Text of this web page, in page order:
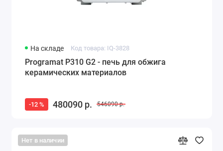
На складе Код товара: IQ-3828
Programat P310 G2 - печь для обжига
керамических материалов
-12 % 480090 р. 546090 р.
Нет в наличии